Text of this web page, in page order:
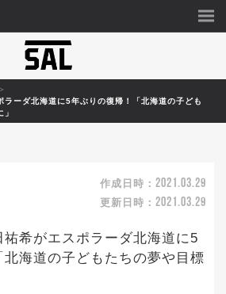
ラーダ北海道に5年ぶりの復帰！「北海道の子ども
作成日時： 2021.03.29
更新日時： 2021.03.29
祐希がエスポラーダ北海道に5
海道の子どもたちの夢や目標